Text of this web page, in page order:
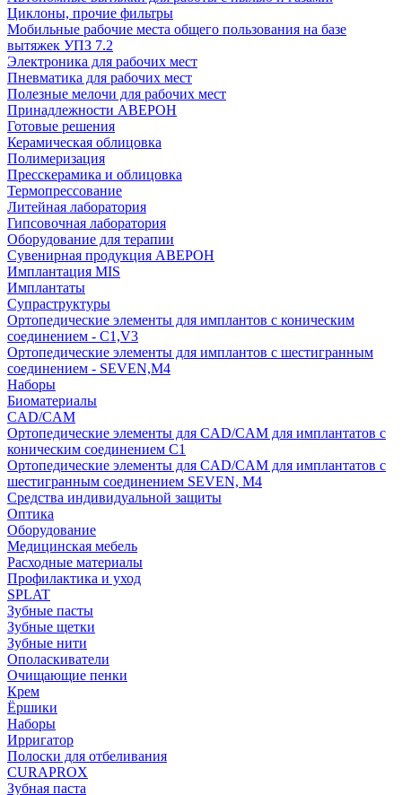
Циклоны, прочие фильтры
Мобильные рабочие места общего пользования на базе
вытяжек УПЗ 7.2
Электроника для рабочих мест
Пневматика для рабочих мест
Полезные мелочи для рабочих мест
Принадлежности АВЕРОН
Готовые решения
Керамическая облицовка
Полимеризация
Пресскерамика и облицовка
Термопрессование
Литейная лаборатория
Гипсовочная лаборатория
Оборудование для терапии
Сувенирная продукция АВЕРОН
Имплантация MIS
Имплантаты
Супраструктуры
Ортопедические элементы для имплантов с коническим
соединением - C1,V3
Ортопедические элементы для имплантов с шестигранным
соединением - SEVEN,M4
Наборы
Биоматериалы
CAD/CAM
Ортопедические элементы для CAD/CAM для имплантатов с
коническим соединением С1
Ортопедические элементы для CAD/CAM для имплантатов с
шестигранным соединением SEVEN, М4
Средства индивидуальной защиты
Оптика
Оборудование
Медицинская мебель
Расходные материалы
Профилактика и уход
SPLAT
Зубные пасты
Зубные щетки
Зубные нити
Ополаскиватели
Очищающие пенки
Крем
Ёршики
Наборы
Ирригатор
Полоски для отбеливания
CURAPROX
Зубная паста